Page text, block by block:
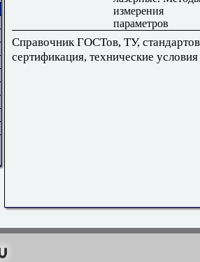
измерения
параметров
Справочник ГОСТов, ТУ,
сертификация, технические условия